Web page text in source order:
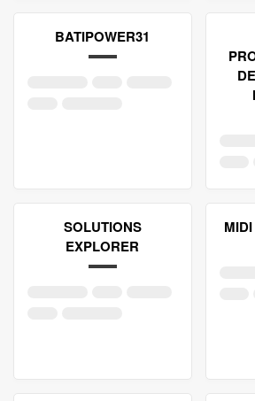
BATIPOWER31
SOLUTIONS
EXPLORER